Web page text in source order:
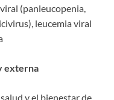
(panleucopenia,
leucemia viral
externa
y el bienestar de